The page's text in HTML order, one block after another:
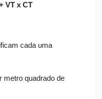
VT x CT
cada uma
metro quadrado de